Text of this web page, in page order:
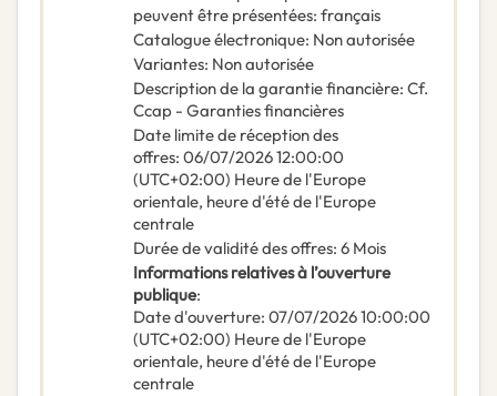
peuvent être présentées: français
Catalogue électronique: Non autorisée
Variantes: Non autorisée
Description de la garantie financière: Cf.
Ccap - Garanties financières
Date limite de réception des
offres: 06/07/202612:00:00
(UTC+02:00) Heure de l'Europe
orientale, heure d'été de l'Europe
centrale
Durée de validité des offres: 6 Mois
Informations relatives à l’ouverture
publique:
Date d'ouverture: 07/07/202610:00:00
(UTC+02:00) Heure de l'Europe
orientale, heure d'été de l'Europe
centrale